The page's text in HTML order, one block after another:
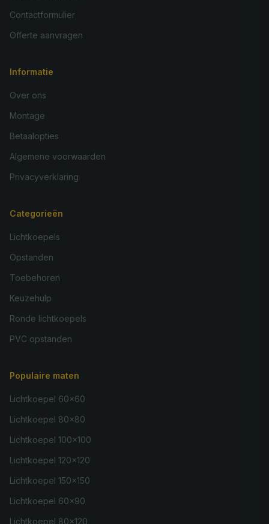
Contactformulier
Offerte aanvragen
Informatie
Over ons
Montage
Betaalopties
Algemene voorwaarden
Privacyverklaring
Categorieën
Lichtkoepels
Opstanden
Toebehoren
Keuzehulp
Ronde lichtkoepels
PVC opstanden
Populaire maten
Lichtkoepel 60×60
Lichtkoepel 80×80
Lichtkoepel 100×100
Lichtkoepel 120×120
Lichtkoepel 150×150
Lichtkoepel 60×90
Lichtkoepel 80×120